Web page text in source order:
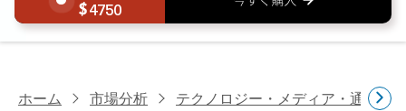
4750
ホーム 市場分析 テクノロジー・メディア・通信研